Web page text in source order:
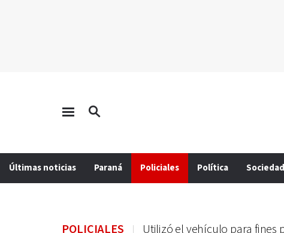
Últimas noticias Paraná Policiales Política Sociedad
POLICIALES Utilizó el vehículo para fines